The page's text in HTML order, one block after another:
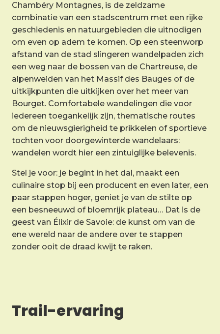
Chambéry Montagnes, is de zeldzame
combinatie van een stadscentrum met een rijke
geschiedenis en natuurgebieden die uitnodigen
om even op adem te komen. Op een steenworp
afstand van de stad slingeren wandelpaden zich
een weg naar de bossen van de Chartreuse, de
alpenweiden van het Massif des Bauges of de
uitkijkpunten die uitkijken over het meer van
Bourget. Comfortabele wandelingen die voor
iedereen toegankelijk zijn, thematische routes
om de nieuwsgierigheid te prikkelen of sportieve
tochten voor doorgewinterde wandelaars:
wandelen wordt hier een zintuiglijke belevenis.
Stel je voor: je begint in het dal, maakt een
culinaire stop bij een producent en even later, een
paar stappen hoger, geniet je van de stilte op
een besneeuwd of bloemrijk plateau… Dat is de
geest van Élixir de Savoie: de kunst om van de
ene wereld naar de andere over te stappen
zonder ooit de draad kwijt te raken.
Trail-ervaring